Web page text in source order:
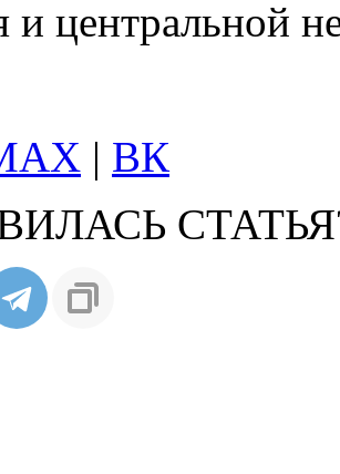
и центральной
| ВК